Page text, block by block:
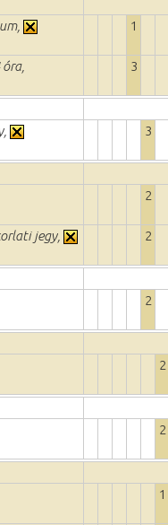
1
3
3
2
jegy, 2
2
2
2
1